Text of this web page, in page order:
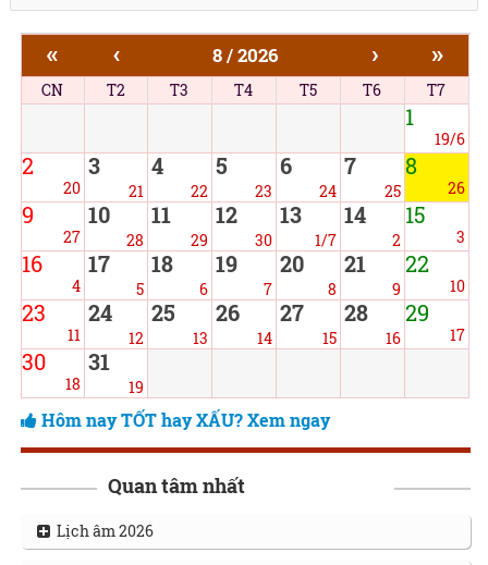
« ‹ 8 / 2026 › »
CN T2 T3 T4 T5 T6 T7
1
19/6
2
20
3
21
4
22
5
23
6
24
7
25
8
26
9
27
10
28
11
29
12
30
13
1/7
14
2
15
3
16
4
17
5
18
6
19
7
20
8
21
9
22
10
23
11
24
12
25
13
26
14
27
15
28
16
29
17
30
18
31
19
Hôm nay TỐT hay XẤU? Xem ngay
Quan tâm nhất
Lịch âm 2026